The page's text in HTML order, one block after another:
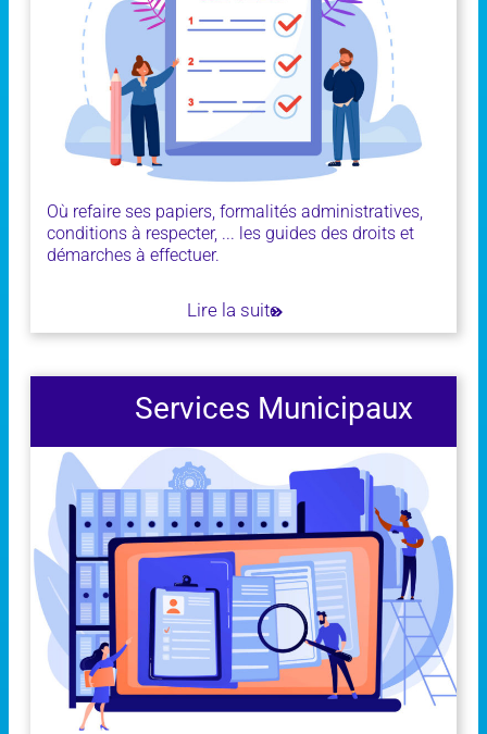
Où refaire ses papiers, formalités administratives,
conditions à respecter, ... les guides des droits et
démarches à effectuer.
Lire la suite
Services Municipaux